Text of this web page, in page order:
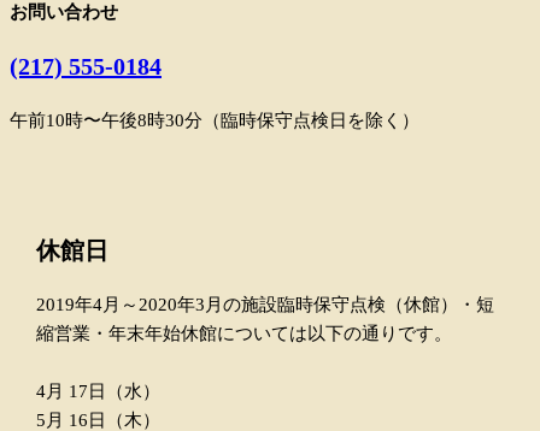
お問い合わせ
(217) 555-0184
午前10時〜午後8時30分（臨時保守点検日を除く）
休館日
2019年4月～2020年3月の施設臨時保守点検（休館）・短
縮営業・年末年始休館については以下の通りです。
4月 17日（水）
5月 16日（木）